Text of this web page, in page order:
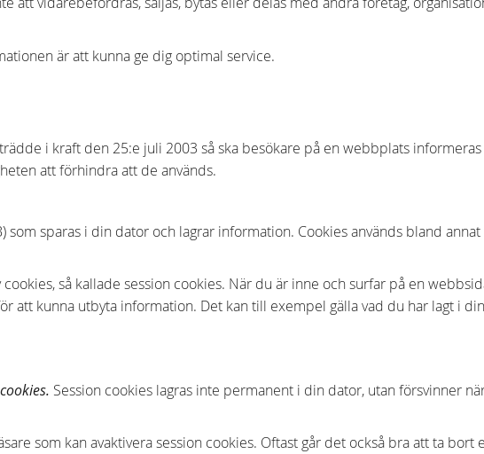
är att kunna ge dig optimal service.
i kraft den 25:e juli 2003 så ska besökare på en webbplats
att förhindra att de används.
sparas i din dator och lagrar information. Cookies används bland
så kallade session cookies. När du är inne och surfar på en
att kunna utbyta information. Det kan till exempel gälla vad du har lagt i
Session cookies lagras inte permanent i din dator, utan försvinner
som kan avaktivera session cookies. Oftast går det också bra att ta bort